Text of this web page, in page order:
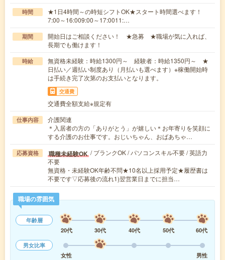
時間
★1日4時間～の時短シフトOK★スタート時間選べます！
7:00～16:009:00～17:0011:…
期間
開始日はご相談ください！ ★急募 ★職場が気に入れば、
長期でも働けます！
時給
無資格未経験：時給1300円～ 経験者：時給1350円～ ★
日払い／週払い制度あり（月払いも選べます）※稼働開始時
は手続き完了次第のお支払いとなります。
交通費
交通費全額支給※規定有
仕事内容
介護関連
＊入居者の方の「ありがとう」が嬉しい＊お年寄りを笑顔に
する介護のお仕事です。おじいちゃん、おばあちゃ…
応募資格 職種未経験OK / ブランクOK / パソコンスキル不要 / 英語力
不要
無資格・未経験OK年齢不問★10名以上採用予定★履歴書は
不要です▽応募後の流れ1)翌営業日までに担当…
職場の雰囲気
年齢層
20代
30代 40代 50代
60代
男女比率
女性
男性